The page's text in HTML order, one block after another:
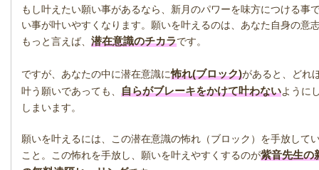
もし叶えたい願い事があるなら、新月のパワーを味方につける事
い事が叶いやすくなります。願いを叶えるのは、あなた自身の意
もっと言えば、 潜在意識のチカラです。
ですが、あなたの中に潜在意識に怖れ(ブロック)があると、どれ
叶う願いであっても、 自らがブレーキをかけて叶わないように
しまいます。
願いを叶えるには、この潜在意識の怖れ（ブロック）を手放して
こと。この怖れを手放し、願いを叶えやすくするのが紫音先生の